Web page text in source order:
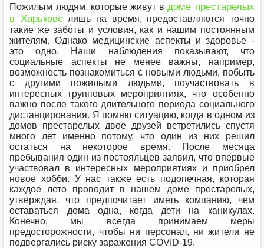
Пожилым людям, которые живут в доме престарелых
в Харьковелишь на время, предоставляются точно
такие же заботы и условия, как и нашим постоянным
жителям. Однако медицинские аспекты и здоровье -
это одно. Наши наблюдения показывают, что
социальные аспекты не менее важны, например,
возможность познакомиться с новыми людьми, побыть
с другими пожилыми людьми, поучаствовать в
интересных групповых мероприятиях, что особенно
важно после такого длительного периода социального
дистанцирования. Я помню ситуацию, когда в одном из
домов престарелых двое друзей встретились спустя
много лет именно потому, что один из них решил
остаться на некоторое время. После месяца
пребывания один из постояльцев заявил, что впервые
участвовал в интересных мероприятиях и приобрел
новое хобби. У нас также есть подопечная, которая
каждое лето проводит в нашем доме престарелых,
утверждая, что предпочитает иметь компанию, чем
оставаться дома одна, когда дети на каникулах.
Конечно, мы всегда принимаем меры
предосторожности, чтобы ни персонал, ни жители не
подвергались риску заражения COVID-19.